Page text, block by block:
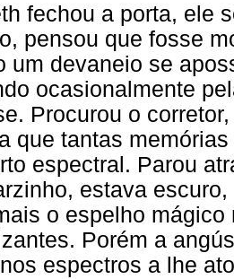
fechou a porta, ele
pensou que fosse
um devaneio se
ocasionalmente
Procurou o
que tantas
espectral. Parou
estava
o espelho
Porém a
espectros a lhe